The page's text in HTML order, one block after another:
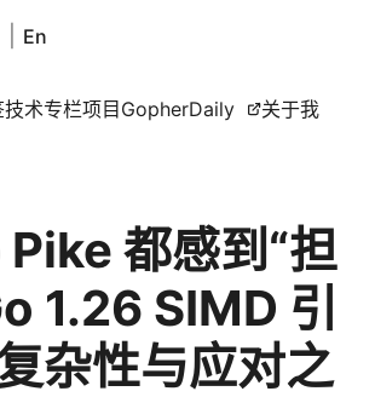
En
技术专栏项目 GopherDaily 关于我
都感到“担
1.26 SIMD 引
杂性与应对之